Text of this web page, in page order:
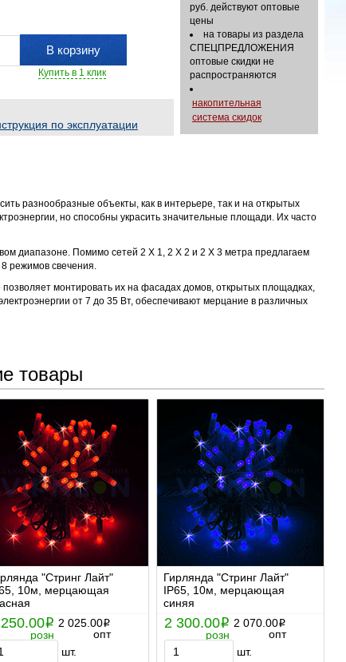
В корзину
Купить в 1 клик
по эксплуатации
руб. действуют оптовые
цены
на товары из раздела
СПЕЦПРЕДЛОЖЕНИЯ
оптовые скидки не
распространяются
накопительная
система скидок
разнообразные объекты, как в интерьере, так и на открытых
но способны украсить значительные площади. Их часто
диапазоне. Помимо сетей 2 Х 1, 2 Х 2 и 2 Х 3 метра предлагаем
режимов свечения.
монтировать их на фасадах домов, открытых площадках,
от 7 до 35 Вт, обеспечивают мерцание в различных
товары
"Стринг Лайт"
10м, мерцающая
i
розн
2 025.00i
опт
шт.
Гирлянда "Стринг Лайт"
IP65, 10м, мерцающая
синяя
2 300.00i
розн
2 070.00i
опт
шт.